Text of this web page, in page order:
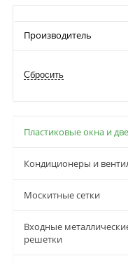
Производитель
Пластиковые окна и
Кондиционеры и
Москитные сетки
Входные
решетки